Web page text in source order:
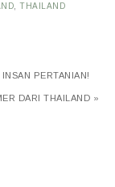
THAILAND
PERTANIAN!
DARI THAILAND »